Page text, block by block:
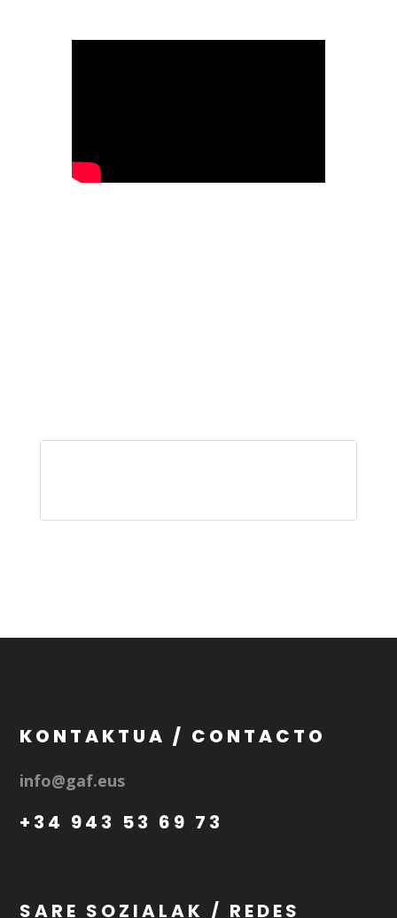
KONTAKTUA / CONTACTO
info@gaf.eus
+34 943 53 69 73
SARE SOZIALAK / REDES